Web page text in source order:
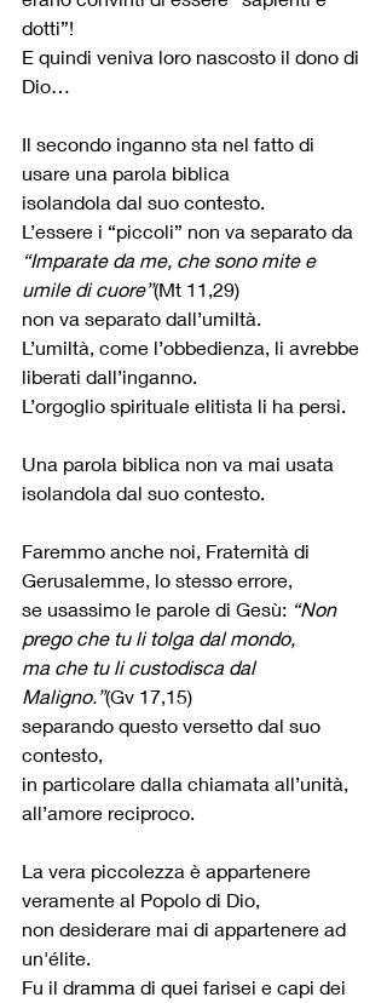
dotti”!
E quindi veniva loro nascosto il dono di
Dio…
Il secondo inganno sta nel fatto di
usare una parola biblica
isolandola dal suo contesto.
L’essere i “piccoli” non va separato da
“Imparate da me, che sono mite e
umile di cuore”(Mt 11,29)
non va separato dall’umiltà.
L’umiltà, come l’obbedienza, li avrebbe
liberati dall’inganno.
L’orgoglio spirituale elitista li ha persi.
Una parola biblica non va mai usata
isolandola dal suo contesto.
Faremmo anche noi, Fraternità di
Gerusalemme, lo stesso errore,
se usassimo le parole di Gesù: “Non
prego che tu li tolga dal mondo,
ma che tu li custodisca dal
Maligno.”(Gv 17,15)
separando questo versetto dal suo
contesto,
in particolare dalla chiamata all’unità,
all’amore reciproco.
La vera piccolezza è appartenere
veramente al Popolo di Dio,
non desiderare mai di appartenere ad
un'élite.
Fu il dramma di quei farisei e capi dei